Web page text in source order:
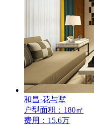
和昌·花与墅
户型面积：180㎡
费用：15.6万